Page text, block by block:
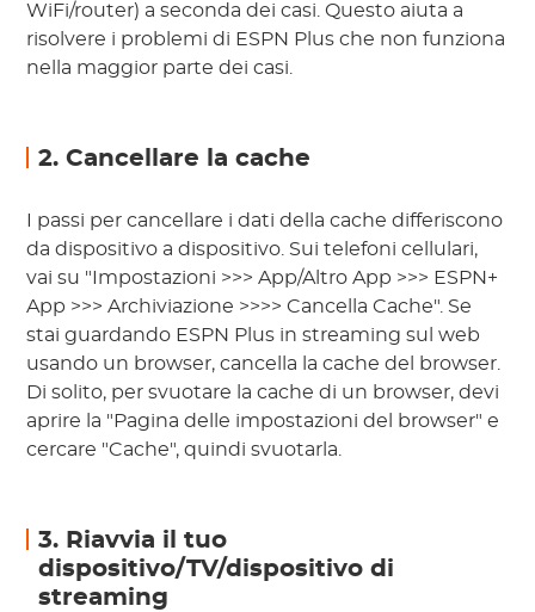
WiFi/router) a seconda dei casi. Questo aiuta a
risolvere i problemi di ESPN Plus che non funziona
nella maggior parte dei casi.
2. Cancellare la cache
I passi per cancellare i dati della cache differiscono
da dispositivo a dispositivo. Sui telefoni cellulari,
vai su "Impostazioni >>> App/Altro App >>> ESPN+
App >>> Archiviazione >>>> Cancella Cache". Se
stai guardando ESPN Plus in streaming sul web
usando un browser, cancella la cache del browser.
Di solito, per svuotare la cache di un browser, devi
aprire la "Pagina delle impostazioni del browser" e
cercare "Cache", quindi svuotarla.
3. Riavvia il tuo
dispositivo/TV/dispositivo di
streaming